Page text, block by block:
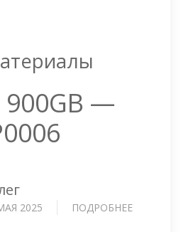
900GB —
2025 ПОДРОБНЕЕ